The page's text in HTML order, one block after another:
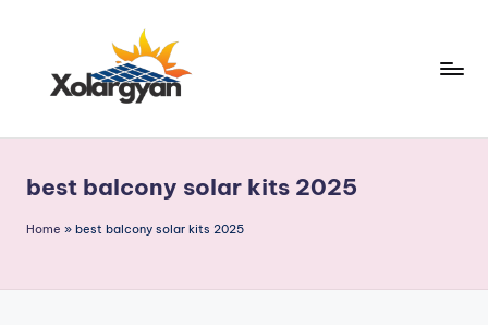
content
l
a
best balcony solar kits 2025
Home » best balcony solar kits 2025